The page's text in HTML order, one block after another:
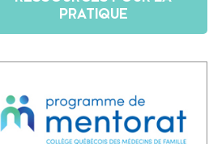
PRATIQUE